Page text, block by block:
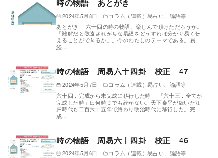
時の物語 あとがき
2024年5月8日
コラム（連載）易占い、論語等
あとがき 六十四の時の物語、楽しんで頂けただろうか。
「難解だと敬遠されがちな易経をどうすれば分かり易く伝
えることができるか」。今のわたしのテーマである。易
経…
時の物語 周易六十四卦 校正 47
2024年5月7日
コラム（連載）易占い、論語等
六十四．完成から未完成に移行した時 「六十三．全てが
完成した時」は何時までも続かない。天下泰平が続いた江
戸時代も二百六十五年で終わり明治時代に移行した。完
成…
時の物語 周易六十四卦 校正 46
2024年5月6日
コラム（連載）易占い、論語等